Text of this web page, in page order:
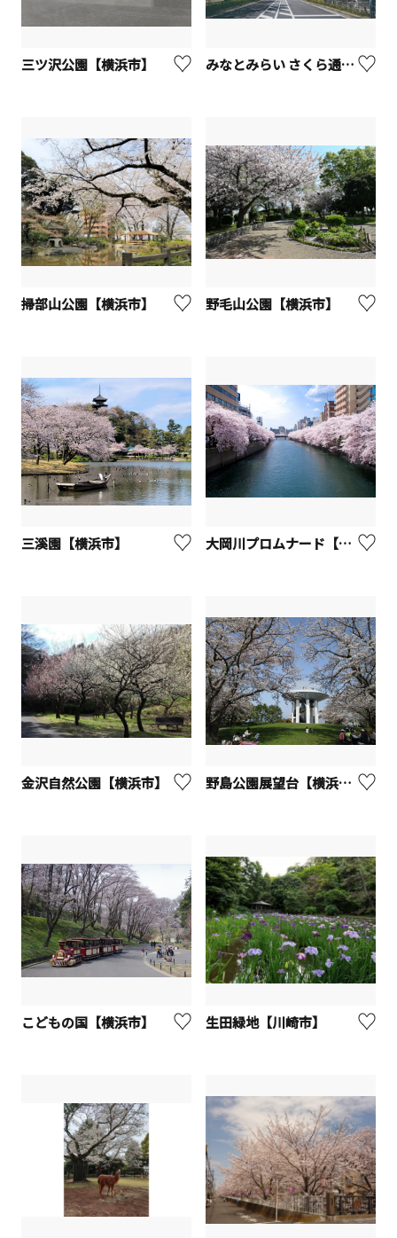
三ツ沢公園【横浜市】 みなとみらい さくら通りの桜【横浜市】
掃部山公園【横浜市】 野毛山公園【横浜市】
三溪園【横浜市】 大岡川プロムナード【横浜市】
金沢自然公園【横浜市】 野島公園展望台【横浜市】
こどもの国【横浜市】 生田緑地【川崎市】